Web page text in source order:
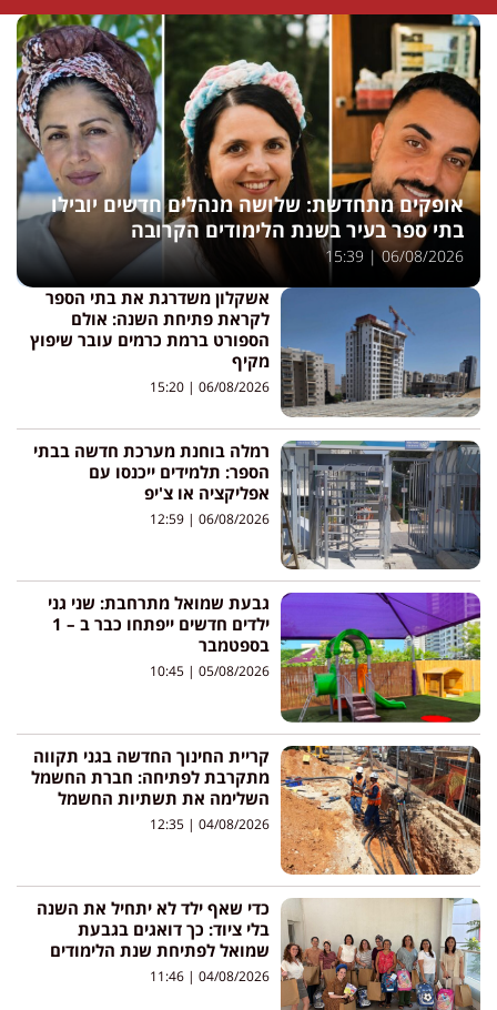
אופקים מתחדשת: שלושה מנהלים חדשים יובילו
בתי ספר בעיר בשנת הלימודים הקרובה
06/08/2026
אשקלון משדרגת את בתי הספר
לקראת פתיחת השנה: אולם
הספורט ברמת כרמים עובר שיפוץ
מקיף
06/08/2026
רמלה בוחנת מערכת חדשה בבתי
הספר: תלמידים ייכנסו עם
אפליקציה או צ'יפ
06/08/2026
גבעת שמואל מתרחבת: שני גני
ילדים חדשים ייפתחו כבר ב – 1
בספטמבר
05/08/2026
קריית החינוך החדשה בגני תקווה
מתקרבת לפתיחה: חברת החשמל
השלימה את תשתיות החשמל
04/08/2026
כדי שאף ילד לא יתחיל את השנה
בלי ציוד: כך דואגים בגבעת
שמואל לפתיחת שנת הלימודים
04/08/2026